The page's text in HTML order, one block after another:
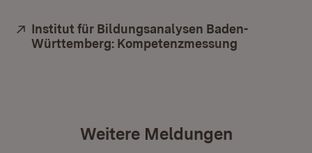
Extern:
Institut für Bildungsanalysen Baden-
Württemberg: Kompetenzmessung
Weitere Meldungen